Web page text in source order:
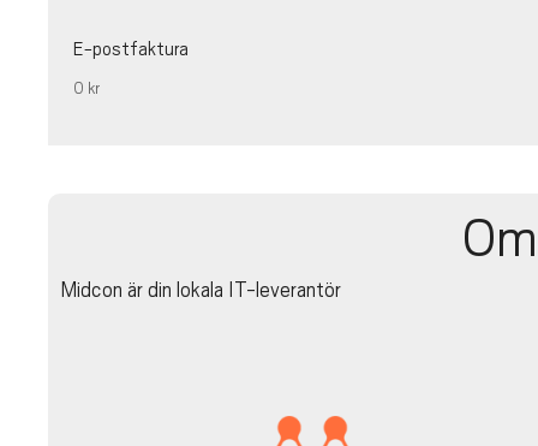
E-postfaktura
0 kr
Midcon är din lokala IT-leverantör